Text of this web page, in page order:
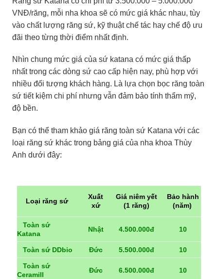
VNĐ/răng, mỗi nha khoa sẽ có mức giá khác nhau, tùy
vào chất lượng răng sứ, kỹ thuật chế tác hay chế độ ưu
đãi theo từng thời điểm nhất định.
Nhìn chung mức giá của sứ katana có mức giá thấp
nhất trong các dòng sứ cao cấp hiện nay, phù hợp với
nhiều đối tượng khách hàng. Là lựa chọn bọc răng toàn
sứ tiết kiệm chi phí nhưng vẫn đảm bảo tính thẩm mỹ,
độ bền.
Bạn có thể tham khảo giá răng toàn sứ Katana với các
loại răng sứ khác trong bảng giá của nha khoa Thùy
Anh dưới đây:
Loại răng sứ
Xuất
xứ
Giá niêm yết
(1 răng)
Bảo hành
(năm)
Toàn sứ
Katana
Nhật 4.500.000đ 10
Toàn sứ DDbio Đức 5.500.000đ 10
Toàn sứ
Ceramill
Đức 6.500.000đ 10